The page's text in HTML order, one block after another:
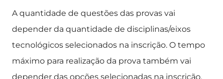
A quantidade de questões das provas vai
depender da quantidade de disciplinas/eixos
tecnológicos selecionados na inscrição. O tempo
máximo para realização da prova também vai
depender das opções selecionadas na inscrição.